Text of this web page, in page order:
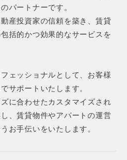
パートナーです。
産投資家の信頼を築き、賃貸
括的かつ効果的なサービスを
ェッショナルとして、お客様
サポートいたします。
に合わせたカスタマイズされ
、賃貸物件やアパートの運営
お手伝いをいたします。